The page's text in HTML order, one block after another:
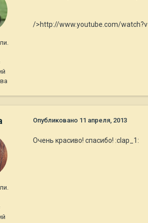
/>http://www.youtube.com/
Опубликовано 11 апреля, 2013
Очень красиво! спасибо! :clap_1: